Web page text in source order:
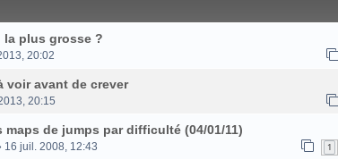
la plus grosse ?
20:02
voir avant de crever
20:15
maps de jumps par difficulté (04/01/11)
16 juil. 2008, 12:43 1